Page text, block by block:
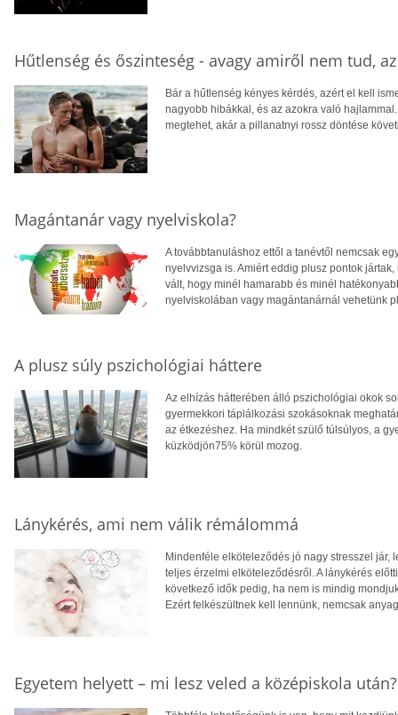
Hűtlenség és őszinteség - avagy amiről nem tud,
Bár a hűtlenség kényes kérdés, azért el kell
nagyobb hibákkal, és az azokra való
megtehet, akár a pillanatnyi rossz döntése
Magántanár vagy nyelviskola?
A továbbtanuláshoz ettől a tanévtől nemcsak
nyelvvizsga is. Amiért eddig plusz pontok
vált, hogy minél hamarabb és minél
nyelviskolában vagy magántanárnál vehetünk
A plusz súly pszichológiai háttere
Az elhízás hátterében álló pszichológiai okok
gyermekkori táplálkozási szokásoknak
az étkezéshez. Ha mindkét szülő túlsúlyos, a
küzködjön75% körül mozog.
Lánykérés, ami nem válik rémálommá
Mindenféle elköteleződés jó nagy stresszel
teljes érzelmi elköteleződésről. A lánykérés
következő idők pedig, ha nem is mindig
Ezért felkészültnek kell lennünk, nemcsak
Egyetem helyett – mi lesz veled a középiskola után?